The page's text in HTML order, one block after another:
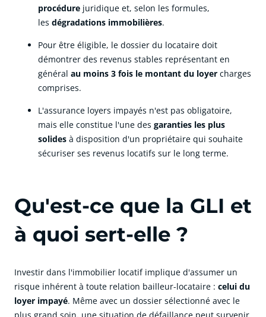
procédure juridique et, selon les formules,
les dégradations immobilières.
Pour être éligible, le dossier du locataire doit
démontrer des revenus stables représentant en
général au moins 3 fois le montant du loyer charges
comprises.
L'assurance loyers impayés n'est pas obligatoire,
mais elle constitue l'une des garanties les plus
solides à disposition d'un propriétaire qui souhaite
sécuriser ses revenus locatifs sur le long terme.
Qu'est-ce que la GLI et
à quoi sert-elle ?
Investir dans l'immobilier locatif implique d'assumer un
risque inhérent à toute relation bailleur-locataire : celui du
loyer impayé. Même avec un dossier sélectionné avec le